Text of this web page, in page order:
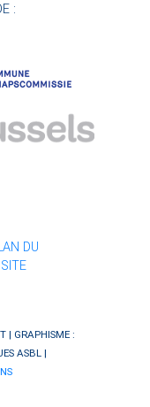
:
DU
SITE
| GRAPHISME :
ASBL |